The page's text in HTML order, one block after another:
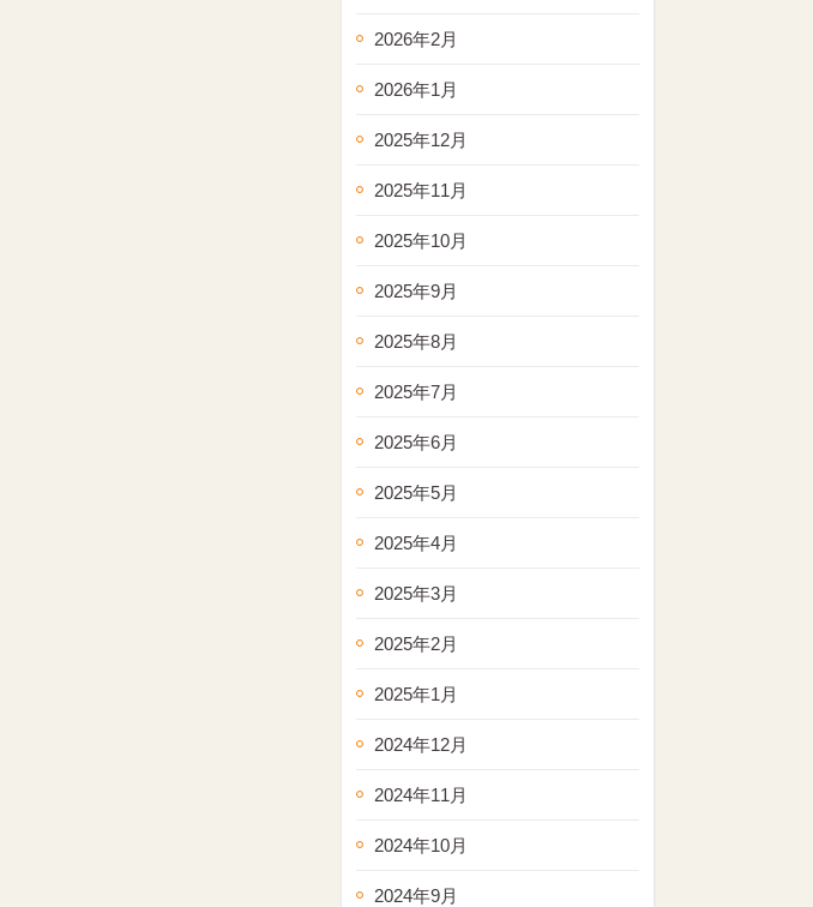
2026年2月
2026年1月
2025年12月
2025年11月
2025年10月
2025年9月
2025年8月
2025年7月
2025年6月
2025年5月
2025年4月
2025年3月
2025年2月
2025年1月
2024年12月
2024年11月
2024年10月
2024年9月